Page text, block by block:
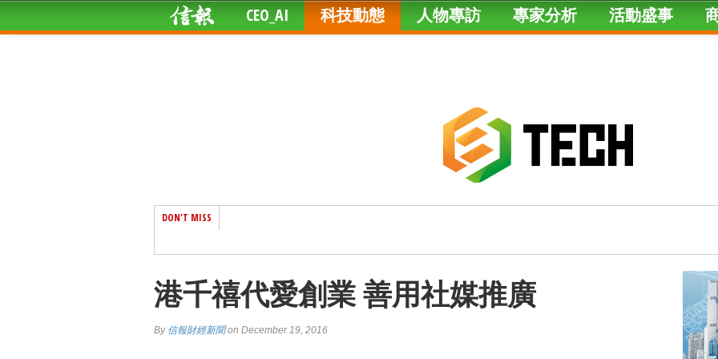
CEO_AI 科技動態 人物專訪 專家分析 活動盛事
DON'T MISS
港千禧代愛創業 善用社媒推廣
By 信報財經新聞on December 19, 2016